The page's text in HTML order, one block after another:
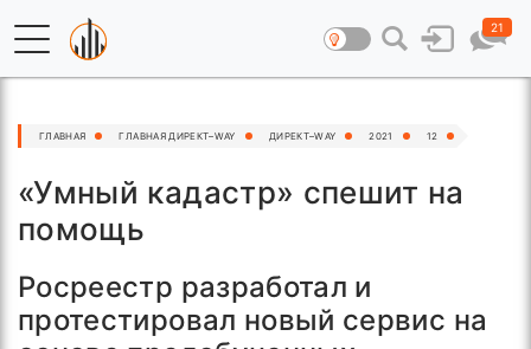
21
ГЛАВНАЯ ГЛАВНАЯ ДИРЕКТ–WAY ДИРЕКТ–WAY 2021 12
«Умный кадастр» спешит на
помощь
Росреестр разработал и
протестировал новый сервис на